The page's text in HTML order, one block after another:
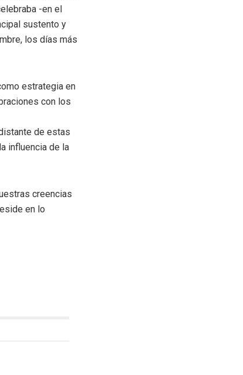
-en el
sustento y
los días más
estrategia en
con los
de estas
influencia de la
creencias
en lo